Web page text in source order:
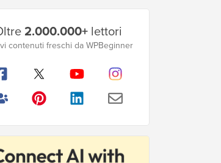
2.000.000+lettori
contenuti freschi da WPBeginner